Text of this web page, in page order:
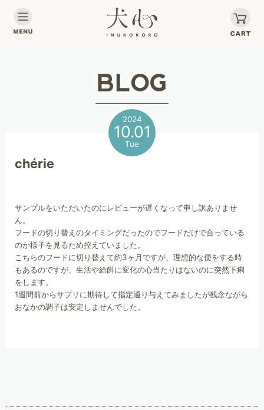
2024
10.01
Tue
chérie
サンプルをいただいたのにレビューが遅くなって申し訳ありませ
ん。
フードの切り替えのタイミングだったのでフードだけで合っている
のか様子を見るため控えていました。
こちらのフードに切り替えて約3ヶ月ですが、理想的な便をする時
もあるのですが、生活や給餌に変化の心当たりはないのに突然下痢
をします。
1週間前からサプリに期待して指定通り与えてみましたが残念ながら
おなかの調子は安定しませんでした。